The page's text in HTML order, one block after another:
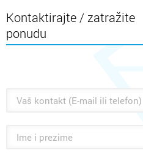
Kontaktirajte / zatražite
ponudu